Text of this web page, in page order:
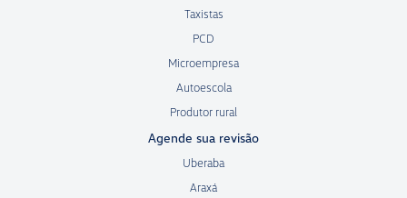
Taxistas
PCD
Microempresa
Autoescola
Produtor rural
Agende sua revisão
Uberaba
Araxá